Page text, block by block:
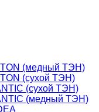
(медный ТЭН)
(сухой ТЭН)
(сухой ТЭН)
(медный ТЭН)